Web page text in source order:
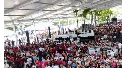
En la parte final del mensaje de
Querida Presidenta, lo decimos
convicciones, hay mujer, hay
de México.
Durante la rendición de cuentas, la
conocer que Quintana Roo es el